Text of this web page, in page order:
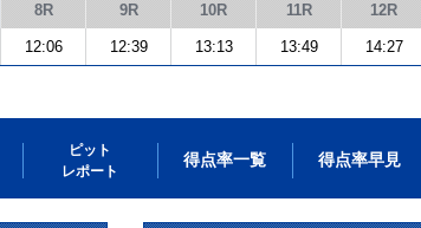
8R 9R 10R 11R 12R
12:06 12:39 13:13 13:49 14:27
ピット
レポート
得点率一覧 得点率早見